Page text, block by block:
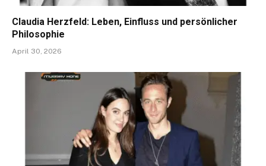
Claudia Herzfeld: Leben, Einfluss und persönlicher
Philosophie
April 30, 2026